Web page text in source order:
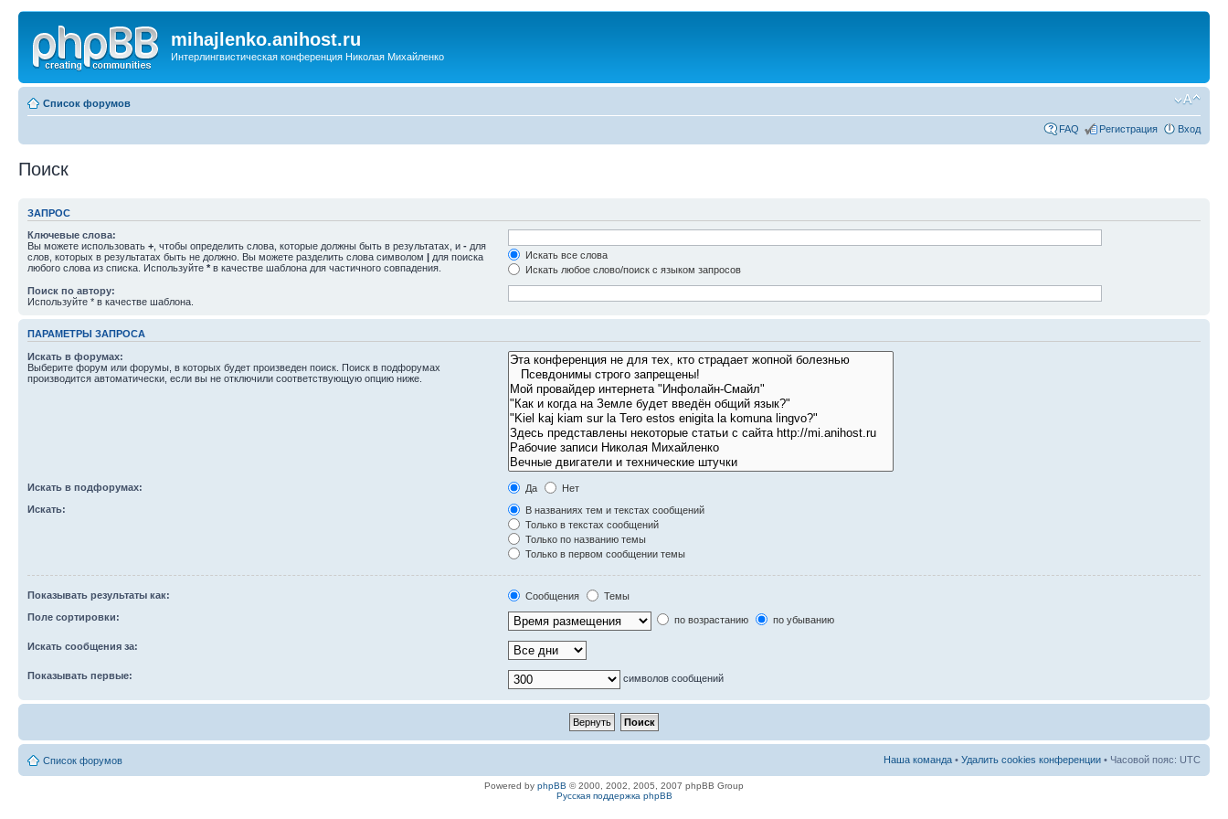
mihajlenko.anihost.ru
Интерлингвистическая конференция Николая Михайленко
Список форумов
FAQ Регистрация Вход
Поиск
ЗАПРОС
Ключевые слова:
Вы можете использовать + , чтобы определить слова, которые должны быть в результатах, и - для
слов, которых в результатах быть не должно. Вы можете разделить слова символом | для поиска
любого слова из списка. Используйте * в качестве шаблона для частичного совпадения.
Искать все слова
Искать любое слово/поиск с языком запросов
Поиск по автору:
Используйте * в качестве шаблона.
ПАРАМЕТРЫ ЗАПРОСА
Искать в форумах:
Выберите форум или форумы, в которых будет произведен поиск. Поиск в подфорумах
производится автоматически, если вы не отключили соответствующую опцию ниже.
Искать в подфорумах: Да
Нет
Искать:
В названиях тем и текстах сообщений
Только в текстах сообщений
Только по названию темы
Только в первом сообщении темы
Показывать результаты как: Сообщения
Темы
Поле сортировки:
по возрастанию по убыванию
Искать сообщения за:
Показывать первые: символов сообщений
Список форумов Наша команда • Удалить cookies конференции • Часовой пояс: UTC
Powered by phpBB © 2000, 2002, 2005, 2007 phpBB Group
Русская поддержка phpBB